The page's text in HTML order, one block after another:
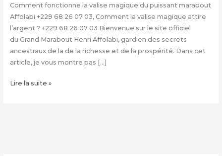
Comment fonctionne la valise magique du puissant marabout
Affolabi +229 68 26 07 03, Comment la valise magique attire
l’argent ? +229 68 26 07 03 Bienvenue sur le site officiel
du Grand Marabout Henri Affolabi, gardien des secrets
ancestraux de la de la richesse et de la prospérité. Dans cet
article, je vous montre pas […]
Condition
Lire la suite »